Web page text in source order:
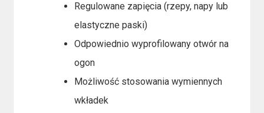
Regulowane zapięcia (rzepy, napy lub
elastyczne paski)
Odpowiednio wyprofilowany otwór na
ogon
Możliwość stosowania wymiennych
wkładek